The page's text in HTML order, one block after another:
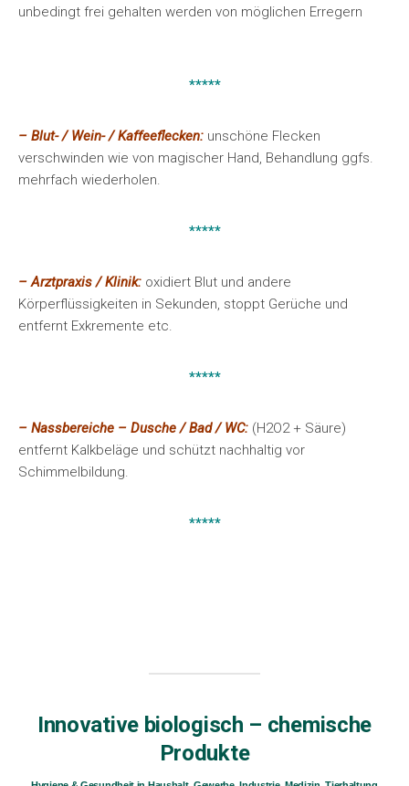
unbedingt frei gehalten werden von möglichen Erregern
*****
– Blut- / Wein- / Kaffeeflecken: unschöne Flecken
verschwinden wie von magischer Hand, Behandlung ggfs.
mehrfach wiederholen.
*****
– Arztpraxis / Klinik: oxidiert Blut und andere
Körperflüssigkeiten in Sekunden, stoppt Gerüche und
entfernt Exkremente etc.
*****
– Nassbereiche – Dusche / Bad / WC: (H2O2 + Säure)
entfernt Kalkbeläge und schützt nachhaltig vor
Schimmelbildung.
*****
Innovative biologisch – chemische
Produkte